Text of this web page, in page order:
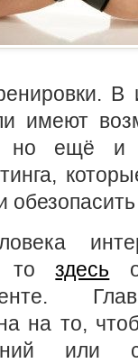
В
имеют
но ещё и
тоздесь
на то,
или